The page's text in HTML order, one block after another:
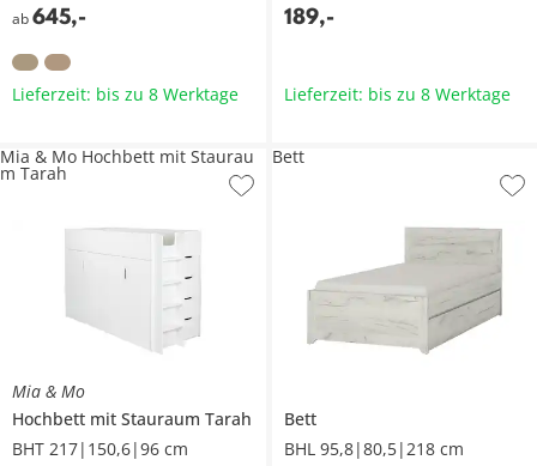
ab645,-
Lieferzeit: bis zu 8 Werktage
189,-
Lieferzeit: bis zu 8 Werktage
Mia & Mo
Hochbett mit Stauraum Tarah
BHT 217|150,6|96 cm
Mia & Mo Hochbett mit Staurau
m Tarah
Bett
BHL 95,8|80,5|218 cm
Bett